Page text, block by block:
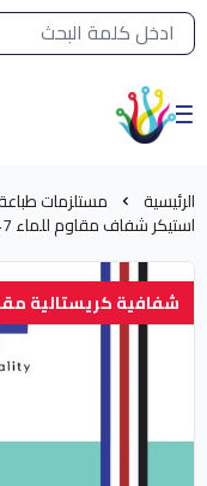
القائمة الرئيسية لمتجر
الشرق النادر بيع
الرئيسية مستلزمات
استيكر شفاف مقاوم للماء 47 ميكرون 25 ورقة SIF
شفافية كريستالية